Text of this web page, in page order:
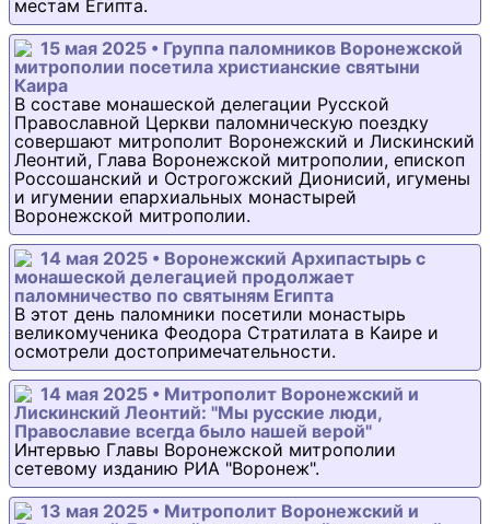
местам Египта.
15 мая 2025 • Группа паломников Воронежской
митрополии посетила христианские святыни
Каира
В составе монашеской делегации Русской
Православной Церкви паломническую поездку
совершают митрополит Воронежский и Лискинский
Леонтий, Глава Воронежской митрополии, епископ
Россошанский и Острогожский Дионисий, игумены
и игумении епархиальных монастырей
Воронежской митрополии.
14 мая 2025 • Воронежский Архипастырь с
монашеской делегацией продолжает
паломничество по святыням Египта
В этот день паломники посетили монастырь
великомученика Феодора Стратилата в Каире и
осмотрели достопримечательности.
14 мая 2025 • Митрополит Воронежский и
Лискинский Леонтий: "Мы русские люди,
Православие всегда было нашей верой"
Интервью Главы Воронежской митрополии
сетевому изданию РИА "Воронеж".
13 мая 2025 • Митрополит Воронежский и